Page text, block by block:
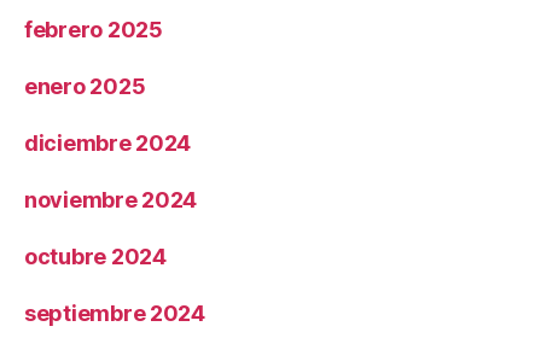
febrero 2025
enero 2025
diciembre 2024
noviembre 2024
octubre 2024
septiembre 2024